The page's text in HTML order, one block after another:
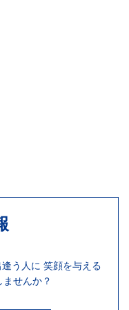
逢う人に 笑顔を与える
せんか？